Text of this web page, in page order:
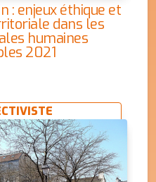
: enjeux éthique et
dans les
humaines
2021